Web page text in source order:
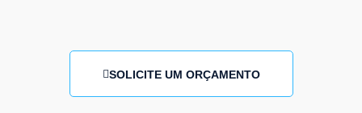
SOLICITE UM ORÇAMENTO